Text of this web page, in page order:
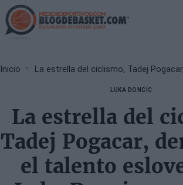
Skip
to
main
Breadcrumb
Inicio
LUKA DONCIC
La estrella del
Tadej Pogacar,
el talento